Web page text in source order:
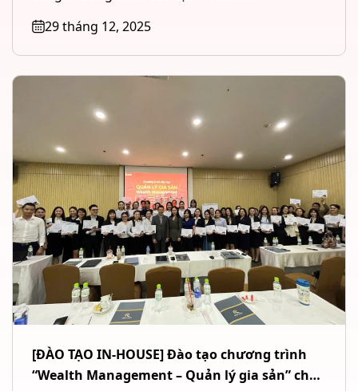
29 tháng 12, 2025
[ĐÀO TẠO IN-HOUSE] Đào tạo chương trình
“Wealth Management – Quản lý gia sản” cho